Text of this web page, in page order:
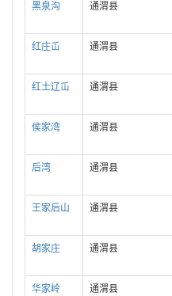
黑泉沟 通渭县
红庄屲 通渭县
红土辽屲 通渭县
侯家湾 通渭县
后湾 通渭县
王家后山 通渭县
胡家庄 通渭县
华家岭 通渭县